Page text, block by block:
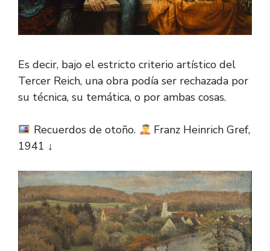
Es decir, bajo el estricto criterio artístico del
Tercer Reich, una obra podía ser rechazada por
su técnica, su temática, o por ambas cosas.
Recuerdos de otoño.
Franz Heinrich Gref,
1941 ↓